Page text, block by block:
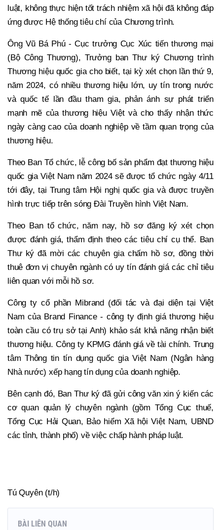
luật, không thực hiện tốt trách nhiệm xã hội đã không đáp
ứng được Hệ thống tiêu chí của Chương trình.
Ông Vũ Bá Phú - Cục trưởng Cục Xúc tiến thương mại
(Bộ Công Thương), Trưởng ban Thư ký Chương trình
Thương hiệu quốc gia cho biết, tại kỳ xét chọn lần thứ 9,
năm 2024, có nhiều thương hiệu lớn, uy tín trong nước
và quốc tế lần đầu tham gia, phản ánh sự phát triển
mạnh mẽ của thương hiệu Việt và cho thấy nhận thức
ngày càng cao của doanh nghiệp về tầm quan trọng của
thương hiệu.
Theo Ban Tổ chức, lễ công bố sản phẩm đạt thương hiệu
quốc gia Việt Nam năm 2024 sẽ được tổ chức ngày 4/11
tới đây, tại Trung tâm Hội nghị quốc gia và được truyền
hình trực tiếp trên sóng Đài Truyền hình Việt Nam.
Theo Ban tổ chức, năm nay, hồ sơ đăng ký xét chọn
được đánh giá, thẩm định theo các tiêu chí cụ thể. Ban
Thư ký đã mời các chuyên gia chấm hồ sơ, đồng thời
thuê đơn vị chuyên ngành có uy tín đánh giá các chỉ tiêu
liên quan với mỗi hồ sơ.
Công ty cổ phần Mibrand (đối tác và đại diện tại Việt
Nam của Brand Finance - công ty định giá thương hiệu
toàn cầu có trụ sở tại Anh) khảo sát khả năng nhận biết
thương hiệu. Công ty KPMG đánh giá về tài chính. Trung
tâm Thông tin tín dụng quốc gia Việt Nam (Ngân hàng
Nhà nước) xếp hạng tín dụng của doanh nghiệp.
Bên cạnh đó, Ban Thư ký đã gửi công văn xin ý kiến các
cơ quan quản lý chuyên ngành (gồm Tổng Cục thuế,
Tổng Cục Hải Quan, Bảo hiểm Xã hội Việt Nam, UBND
các tỉnh, thành phố) về việc chấp hành pháp luật.
Tú Quyên (t/h)
BÀI LIÊN QUAN